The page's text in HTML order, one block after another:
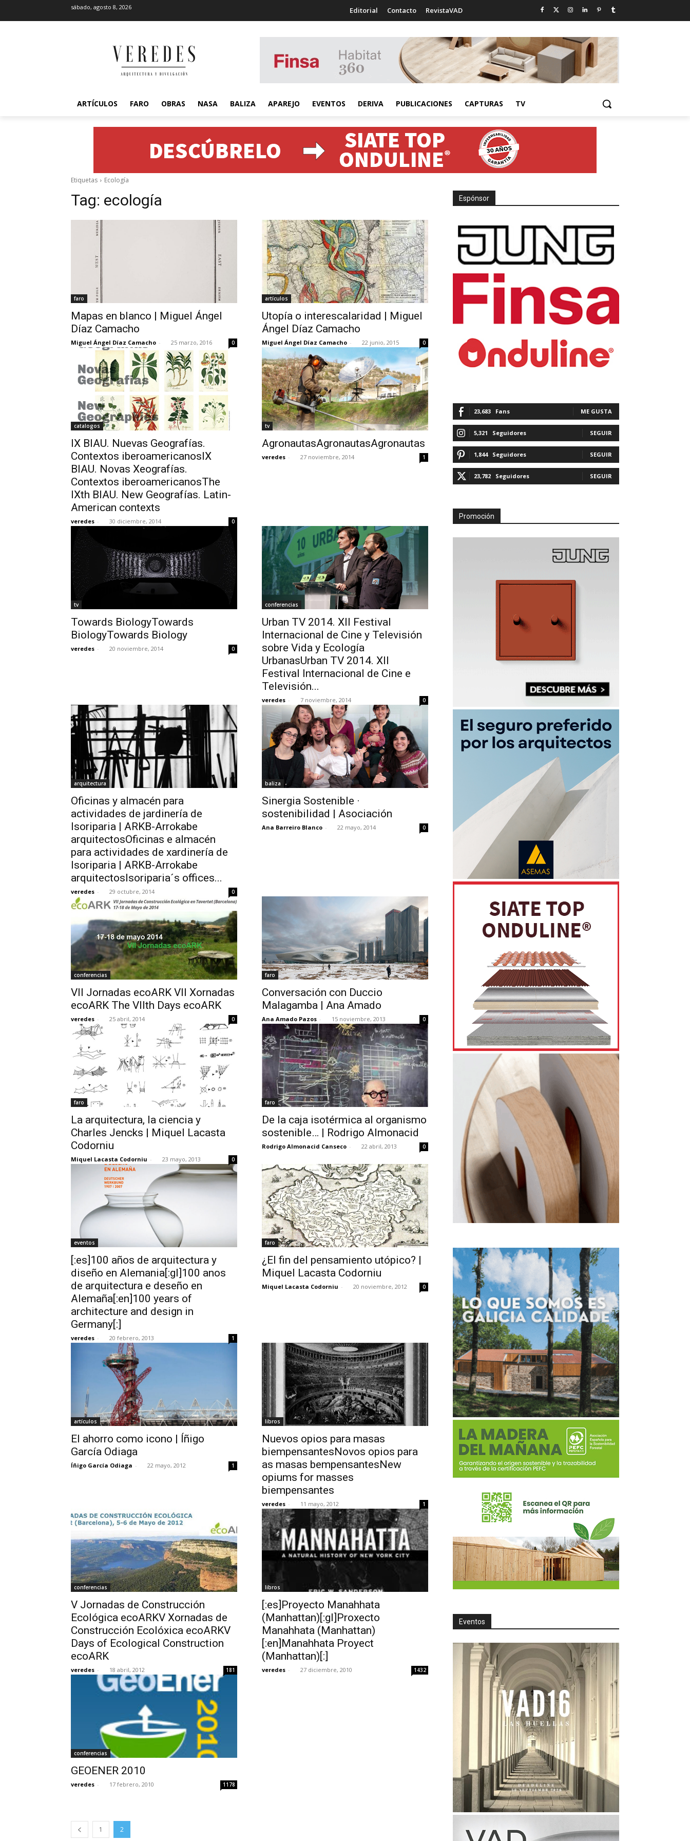
sábado, agosto 8, 2026 Editorial Contacto RevistaVAD
ARTÍCULOS FARO OBRAS NASA BALIZA APAREJO EVENTOS DERIVA PUBLICACIONES CAPTURAS TV
Etiquetas Ecología
Tag: ecología
faro
Mapas en blanco | Miguel Ángel
Díaz Camacho
Miguel Ángel Díaz Camacho - 25 marzo, 2016 0
artículos
Utopía o interescalaridad | Miguel
Ángel Díaz Camacho
Miguel Ángel Díaz Camacho - 22 junio, 2015 0
catalogos
IX BIAU. Nuevas Geografías.
Contextos iberoamericanosIX
BIAU. Novas Xeografías.
Contextos iberoamericanosThe
IXth BIAU. New Geografías. Latin-
American contexts
veredes - 30 diciembre, 2014 0
tv
AgronautasAgronautasAgronautas
veredes - 27 noviembre, 2014 1
tv
Towards BiologyTowards
BiologyTowards Biology
veredes - 20 noviembre, 2014 0
conferencias
Urban TV 2014. XII Festival
Internacional de Cine y Televisión
sobre Vida y Ecología
UrbanasUrban TV 2014. XII
Festival Internacional de Cine e
Televisión...
veredes - 7 noviembre, 2014 0
arquitectura
Oficinas y almacén para
actividades de jardinería de
Isoriparia | ARKB-Arrokabe
arquitectosOficinas e almacén
para actividades de xardinería de
Isoriparia | ARKB-Arrokabe
arquitectosIsoriparia´s offices...
veredes - 29 octubre, 2014 0
baliza
Sinergia Sostenible ·
sostenibilidad | Asociación
Ana Barreiro Blanco - 22 mayo, 2014 0
conferencias
VII Jornadas ecoARK VII Xornadas
ecoARK The VIIth Days ecoARK
veredes - 25 abril, 2014 0
faro
Conversación con Duccio
Malagamba | Ana Amado
Ana Amado Pazos - 15 noviembre, 2013 0
faro
La arquitectura, la ciencia y
Charles Jencks | Miquel Lacasta
Codorniu
Miquel Lacasta Codorniu - 23 mayo, 2013 0
faro
De la caja isotérmica al organismo
sostenible… | Rodrigo Almonacid
Rodrigo Almonacid Canseco - 22 abril, 2013 0
eventos
[:es]100 años de arquitectura y
diseño en Alemania[:gl]100 anos
de arquitectura e deseño en
Alemaña[:en]100 years of
architecture and design in
Germany[:]
veredes - 20 febrero, 2013 1
faro
¿El fin del pensamiento utópico? |
Miquel Lacasta Codorniu
Miquel Lacasta Codorniu - 20 noviembre, 2012 0
artículos
El ahorro como icono | Íñigo
García Odiaga
Íñigo García Odiaga - 22 mayo, 2012 1
libros
Nuevos opios para masas
biempensantesNovos opios para
as masas bempensantesNew
opiums for masses
biempensantes
veredes - 11 mayo, 2012 1
conferencias
V Jornadas de Construcción
Ecológica ecoARKV Xornadas de
Construcción Ecolóxica ecoARKV
Days of Ecological Construction
ecoARK
veredes - 18 abril, 2012 181
libros
[:es]Proyecto Manahhata
(Manhattan)[:gl]Proxecto
Manahhata (Manhattan)
[:en]Manahhata Proyect
(Manhattan)[:]
veredes - 27 diciembre, 2010 1432
conferencias
GEOENER 2010
veredes - 17 febrero, 2010 1178
1 2
Espónsor
23,683 Fans ME GUSTA
5,321 Seguidores SEGUIR
1,844 Seguidores SEGUIR
23,782 Seguidores SEGUIR
Promoción
Eventos